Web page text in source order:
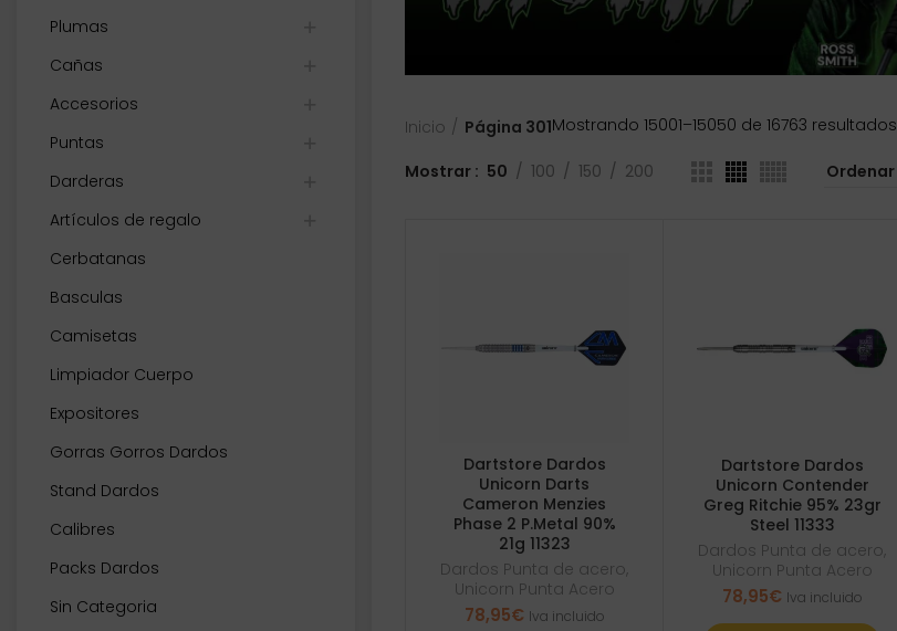
Plumas
Cañas
Accesorios
Puntas
Darderas
Artículos de regalo
Cerbatanas
Basculas
Camisetas
Limpiador Cuerpo
Expositores
Gorras Gorros Dardos
Stand Dardos
Calibres
Packs Dardos
Sin Categoria
Inicio Página 301Mostrando 15001–15050 de 16763 resultados
Mostrar 50 100 150 200
Dartstore Dardos
Unicorn Darts
Cameron Menzies
Phase 2 P.Metal 90%
21g 11323
Dardos Punta de acero,
Unicorn Punta Acero
78,95€ Iva incluido
Dartstore Dardos
Unicorn Contender
Greg Ritchie 95% 23gr
Steel 11333
Dardos Punta de acero,
Unicorn Punta Acero
78,95€ Iva incluido